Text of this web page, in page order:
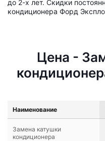
до 2-х лет. Скидки
кондиционера Форд
Цена -
Наименование
Замена катушки
кондиционера